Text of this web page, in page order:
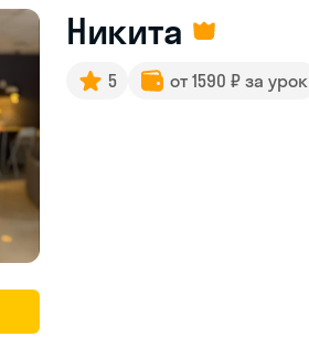
Никита
5 от 1590 ₽ за урок